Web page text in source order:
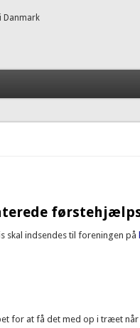
Danmark
indsendes til foreningen på
førstehjælpsbevis hen?
for at få det med op i træet